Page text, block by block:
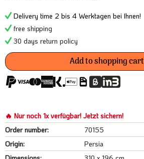
Delivery time 2 bis 4 Werktagen bei Ihnen!
free shipping
30 days return policy
Add toshopping cart
🔥 Nur noch 1x verfügbar! Jetzt sichern!
Order number:
70155
Origin:
Persia